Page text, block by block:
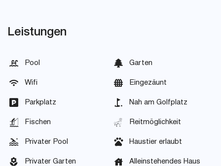
Leistungen
Pool Garten
Wifi Eingezäunt
Parkplatz Nah am Golfplatz
Fischen Reitmöglichkeit
Privater Pool Haustier erlaubt
Privater Garten Alleinstehendes Haus